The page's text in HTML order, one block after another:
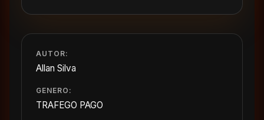
AUTOR:
Allan Silva
GENERO:
TRAFEGO PAGO